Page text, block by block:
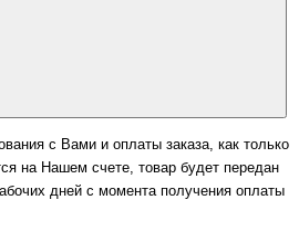
с Вами и оплаты заказа, как только
на Нашем счете, товар будет передан
дней с момента получения оплаты